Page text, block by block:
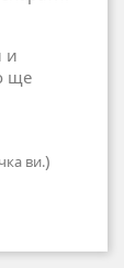
и
ще
ви.)